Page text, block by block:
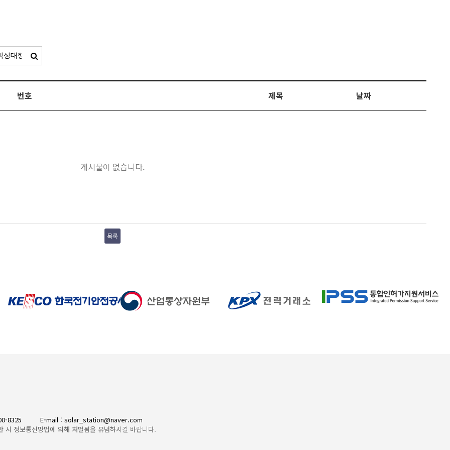
번호 제목 날짜
게시물이 없습니다.
목록
8325
E-mail : solar_station@naver.com
정보통신망법에 의해 처벌됨을 유념하시길 바랍니다.